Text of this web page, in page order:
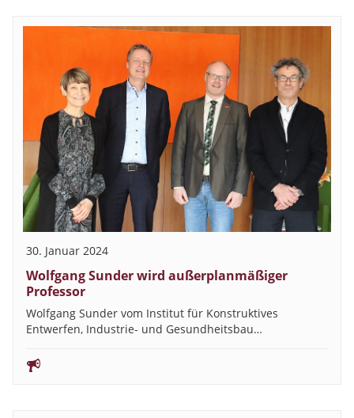
30. Januar 2024
Wolfgang Sunder wird außerplanmäßiger
Professor
Wolfgang Sunder vom Institut für Konstruktives
Entwerfen, Industrie- und Gesundheitsbau…